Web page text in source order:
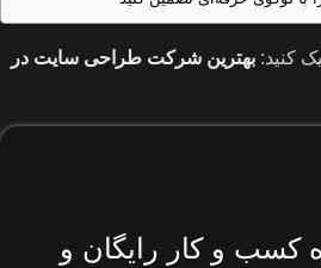
کنید: بهترین شرکت طراحی سایت در
کسب و کار رایگان و